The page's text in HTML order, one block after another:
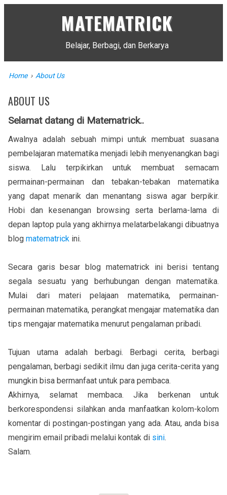
MATEMATRICK
Belajar, Berbagi, dan Berkarya
Home › About Us
ABOUT US
Selamat datang di Matematrick..
Awalnya adalah sebuah mimpi untuk membuat suasana
pembelajaran matematika menjadi lebih menyenangkan bagi
siswa. Lalu terpikirkan untuk membuat semacam
permainan-permainan dan tebakan-tebakan matematika
yang dapat menarik dan menantang siswa agar berpikir.
Hobi dan kesenangan browsing serta berlama-lama di
depan laptop pula yang akhirnya melatarbelakangi dibuatnya
blog matematrick ini.
Secara garis besar blog matematrick ini berisi tentang
segala sesuatu yang berhubungan dengan matematika.
Mulai dari materi pelajaan matematika, permainan-
permainan matematika, perangkat mengajar matematika dan
tips mengajar matematika menurut pengalaman pribadi.
Tujuan utama adalah berbagi. Berbagi cerita, berbagi
pengalaman, berbagi sedikit ilmu dan juga cerita-cerita yang
mungkin bisa bermanfaat untuk para pembaca.
Akhirnya, selamat membaca. Jika berkenan untuk
berkorespondensi silahkan anda manfaatkan kolom-kolom
komentar di postingan-postingan yang ada. Atau, anda bisa
mengirim email pribadi melalui kontak di sini.
Salam.